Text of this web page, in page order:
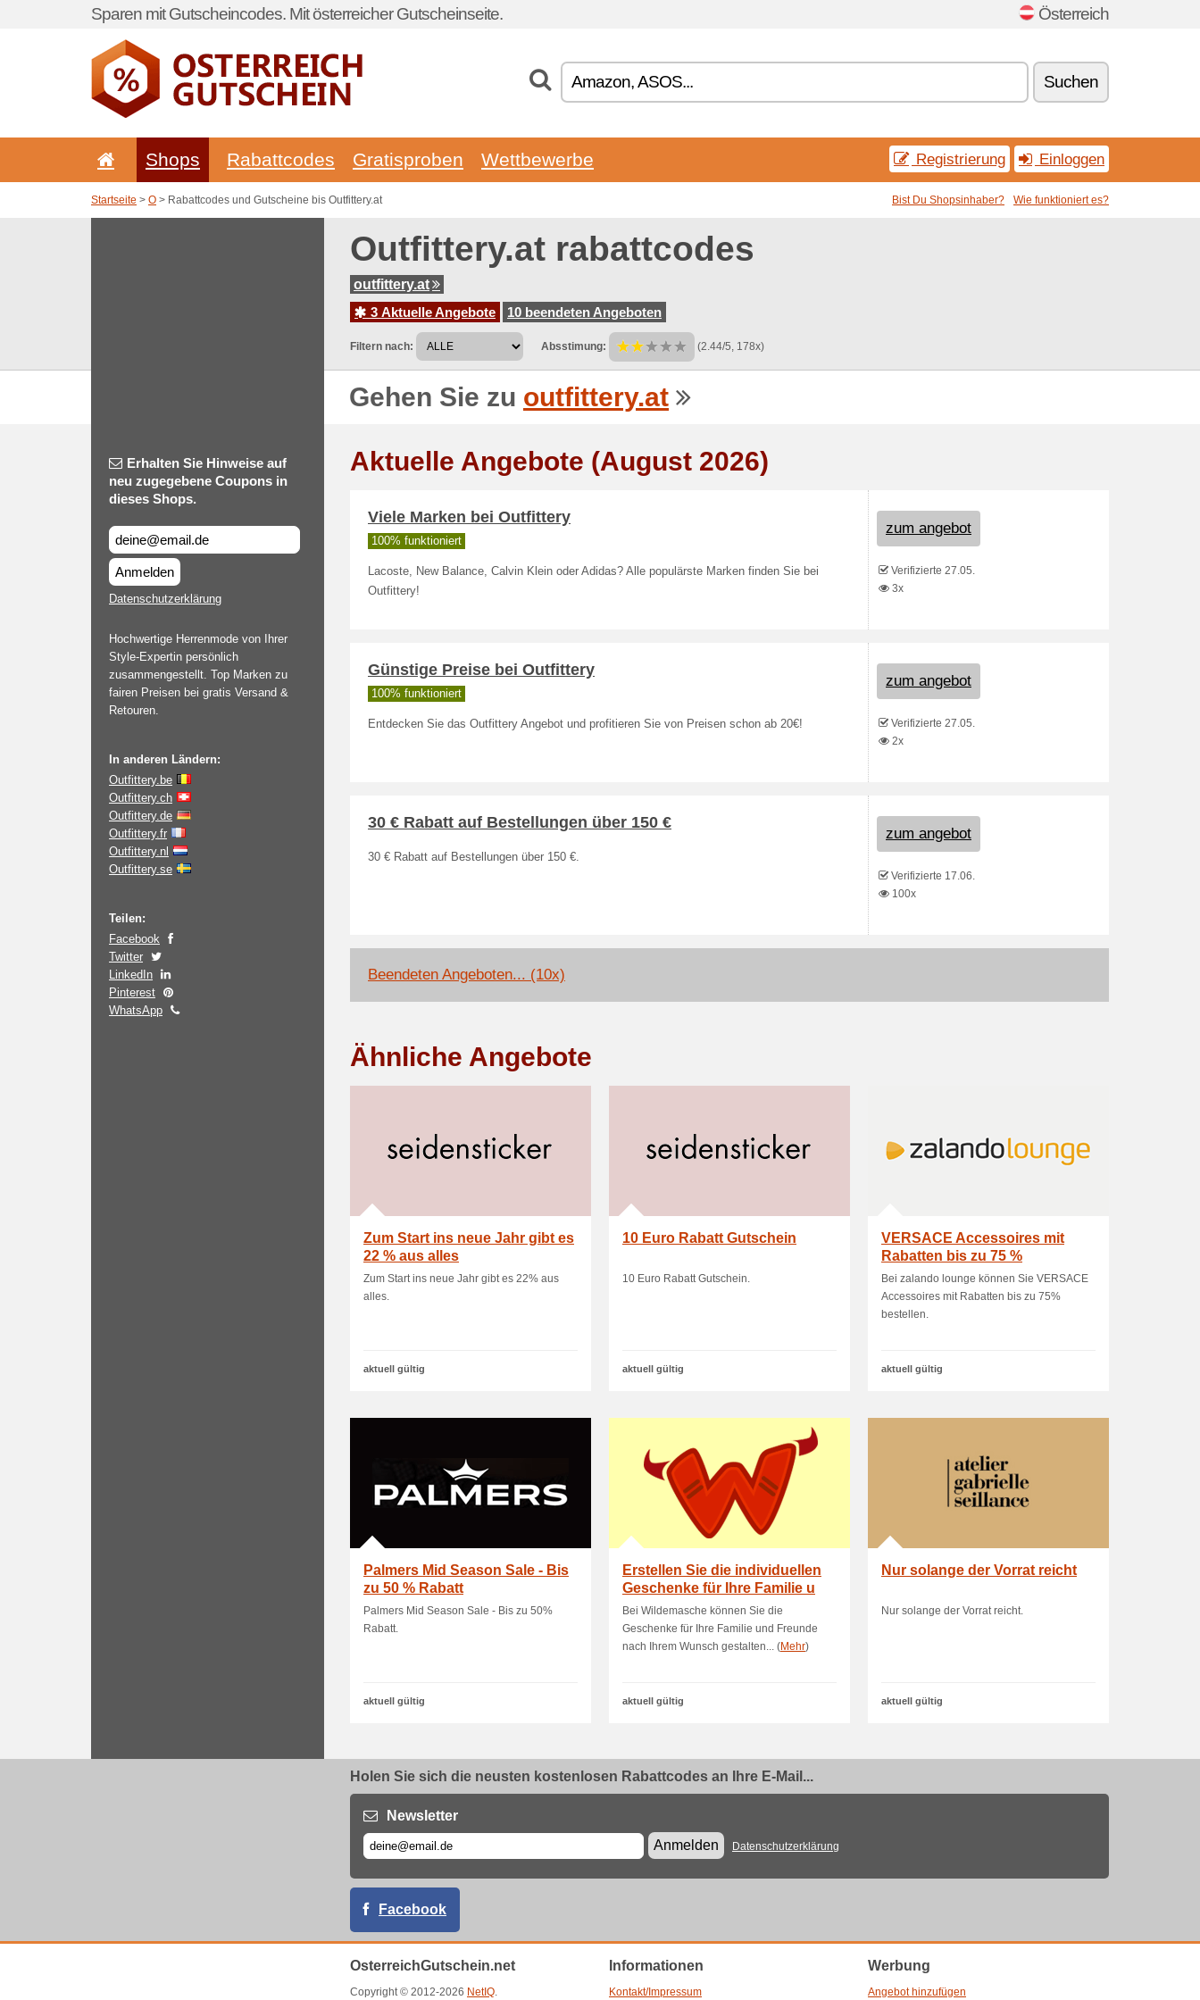
Sparen mit Gutscheincodes. Mit österreicher Gutscheinseite. Österreich
Suchen
Shops Rabattcodes Gratisproben Wettbewerbe Registrierung Einloggen
Startseite > O > Rabattcodes und Gutscheine bis Outfittery.at Bist Du Shopsinhaber? Wie funktioniert es?
Outfittery.at rabattcodes
outfittery.at
3 Aktuelle Angebote
10 beendeten Angeboten
Filtern nach: Absstimung: (2.44/5, 178x)
Gehen Sie zu outfittery.at
Erhalten Sie Hinweise auf
neu zugegebene Coupons in
dieses Shops.
Anmelden
Datenschutzerklärung
Hochwertige Herrenmode von Ihrer
Style-Expertin persönlich
zusammengestellt. Top Marken zu
fairen Preisen bei gratis Versand &
Retouren.
In anderen Ländern:
Outfittery.be
Outfittery.ch
Outfittery.de
Outfittery.fr
Outfittery.nl
Outfittery.se
Teilen:
Facebook
Twitter
LinkedIn
Pinterest
WhatsApp
Aktuelle Angebote (August 2026)
Viele Marken bei Outfittery
100% funktioniert
Lacoste, New Balance, Calvin Klein oder Adidas? Alle populärste Marken finden Sie bei
Outfittery!
zum angebot
Verifizierte 27.05.
3x
Günstige Preise bei Outfittery
100% funktioniert
Entdecken Sie das Outfittery Angebot und profitieren Sie von Preisen schon ab 20€!
zum angebot
Verifizierte 27.05.
2x
30 € Rabatt auf Bestellungen über 150 €
30 € Rabatt auf Bestellungen über 150 €.
zum angebot
Verifizierte 17.06.
100x
Beendeten Angeboten... (10x)
Ähnliche Angebote
Zum Start ins neue Jahr gibt es
22 % aus alles
Zum Start ins neue Jahr gibt es 22% aus
alles.
aktuell gültig
10 Euro Rabatt Gutschein
10 Euro Rabatt Gutschein.
aktuell gültig
VERSACE Accessoires mit
Rabatten bis zu 75 %
Bei zalando lounge können Sie VERSACE
Accessoires mit Rabatten bis zu 75%
bestellen.
aktuell gültig
Palmers Mid Season Sale - Bis
zu 50 % Rabatt
Palmers Mid Season Sale - Bis zu 50%
Rabatt.
aktuell gültig
Erstellen Sie die individuellen
Geschenke für Ihre Familie u
Bei Wildemasche können Sie die
Geschenke für Ihre Familie und Freunde
nach Ihrem Wunsch gestalten... (Mehr)
aktuell gültig
Nur solange der Vorrat reicht
Nur solange der Vorrat reicht.
aktuell gültig
Holen Sie sich die neusten kostenlosen Rabattcodes an Ihre E-Mail...
Newsletter
Anmelden
Datenschutzerklärung
Facebook
OsterreichGutschein.net
Copyright © 2012-2026 NetIQ.
Informationen
Kontakt/Impressum
Werbung
Angebot hinzufügen